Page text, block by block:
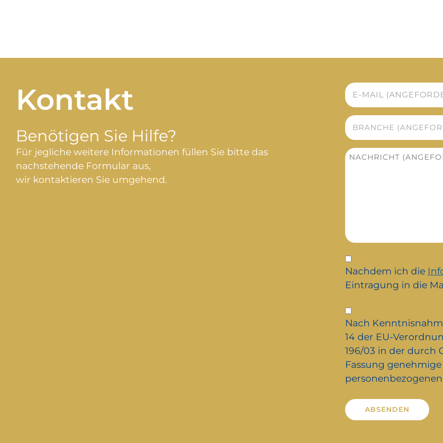
Kontakt
Benötigen Sie Hilfe?
Für jegliche weitere Informationen füllen Sie bitte das
nachstehende Formular aus,
wir kontaktieren Sie umgehend.
E-
mail
Branche
*
Nachricht
Iscrizione
alla
newsletter
Nachdem ich die
Eintragung in die
Privacy
*
Nach
14 der EU-
196/03 in der durch
Fassung